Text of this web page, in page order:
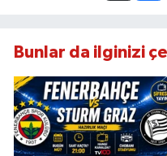
Bunlar da ilginizi